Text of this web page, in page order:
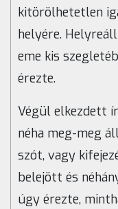
kitörölhetetlen
helyére.
eme kis
érezte.
Végül elkezdett
néha meg-meg
szót, vagy
belejött és
úgy érezte,